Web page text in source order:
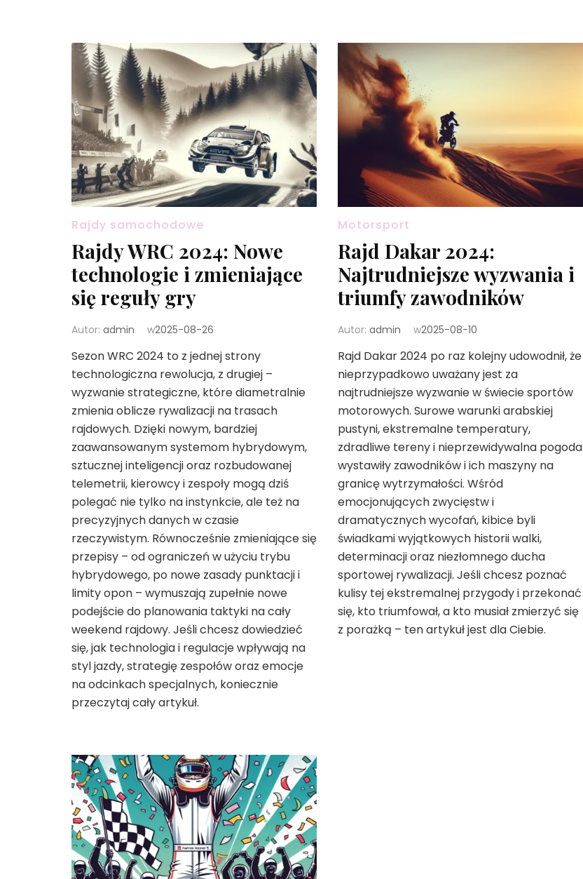
Rajdy samochodowe
Rajdy WRC 2024: Nowe
technologie i zmieniające
się reguły gry
Autor: admin w2025-08-26
Sezon WRC 2024 to z jednej strony
technologiczna rewolucja, z drugiej –
wyzwanie strategiczne, które diametralnie
zmienia oblicze rywalizacji na trasach
rajdowych. Dzięki nowym, bardziej
zaawansowanym systemom hybrydowym,
sztucznej inteligencji oraz rozbudowanej
telemetrii, kierowcy i zespoły mogą dziś
polegać nie tylko na instynkcie, ale też na
precyzyjnych danych w czasie
rzeczywistym. Równocześnie zmieniające się
przepisy – od ograniczeń w użyciu trybu
hybrydowego, po nowe zasady punktacji i
limity opon – wymuszają zupełnie nowe
podejście do planowania taktyki na cały
weekend rajdowy. Jeśli chcesz dowiedzieć
się, jak technologia i regulacje wpływają na
styl jazdy, strategię zespołów oraz emocje
na odcinkach specjalnych, koniecznie
przeczytaj cały artykuł.
Motorsport
Rajd Dakar 2024:
Najtrudniejsze wyzwania i
triumfy zawodników
Autor: admin w2025-08-10
Rajd Dakar 2024 po raz kolejny udowodnił, że
nieprzypadkowo uważany jest za
najtrudniejsze wyzwanie w świecie sportów
motorowych. Surowe warunki arabskiej
pustyni, ekstremalne temperatury,
zdradliwe tereny i nieprzewidywalna pogoda
wystawiły zawodników i ich maszyny na
granicę wytrzymałości. Wśród
emocjonujących zwycięstw i
dramatycznych wycofań, kibice byli
świadkami wyjątkowych historii walki,
determinacji oraz niezłomnego ducha
sportowej rywalizacji. Jeśli chcesz poznać
kulisy tej ekstremalnej przygody i przekonać
się, kto triumfował, a kto musiał zmierzyć się
z porażką – ten artykuł jest dla Ciebie.